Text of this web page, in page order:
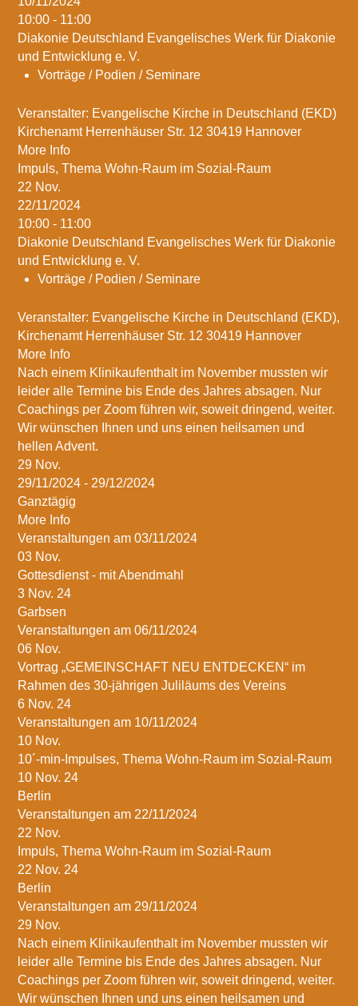
10:00 - 11:00
Diakonie Deutschland Evangelisches Werk für Diakonie
und Entwicklung e. V.
Vorträge / Podien / Seminare
Veranstalter: Evangelische Kirche in Deutschland (EKD)
Kirchenamt Herrenhäuser Str. 12 30419 Hannover
More Info
Impuls, Thema Wohn-Raum im Sozial-Raum
22 Nov.
22/11/2024
10:00 - 11:00
Diakonie Deutschland Evangelisches Werk für Diakonie
und Entwicklung e. V.
Vorträge / Podien / Seminare
Veranstalter: Evangelische Kirche in Deutschland (EKD),
Kirchenamt Herrenhäuser Str. 12 30419 Hannover
More Info
Nach einem Klinikaufenthalt im November mussten wir
leider alle Termine bis Ende des Jahres absagen. Nur
Coachings per Zoom führen wir, soweit dringend, weiter.
Wir wünschen Ihnen und uns einen heilsamen und
hellen Advent.
29 Nov.
29/11/2024 - 29/12/2024
Ganztägig
More Info
Veranstaltungen am 03/11/2024
03 Nov.
Gottesdienst - mit Abendmahl
3 Nov. 24
Garbsen
Veranstaltungen am 06/11/2024
06 Nov.
Vortrag „GEMEINSCHAFT NEU ENTDECKEN“ im
Rahmen des 30-jährigen Juliläums des Vereins
6 Nov. 24
Veranstaltungen am 10/11/2024
10 Nov.
10´-min-Impulses, Thema Wohn-Raum im Sozial-Raum
10 Nov. 24
Berlin
Veranstaltungen am 22/11/2024
22 Nov.
Impuls, Thema Wohn-Raum im Sozial-Raum
22 Nov. 24
Berlin
Veranstaltungen am 29/11/2024
29 Nov.
Nach einem Klinikaufenthalt im November mussten wir
leider alle Termine bis Ende des Jahres absagen. Nur
Coachings per Zoom führen wir, soweit dringend, weiter.
Wir wünschen Ihnen und uns einen heilsamen und